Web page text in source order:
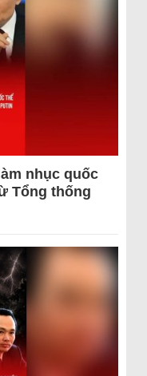
nhục quốc
Tổng thống